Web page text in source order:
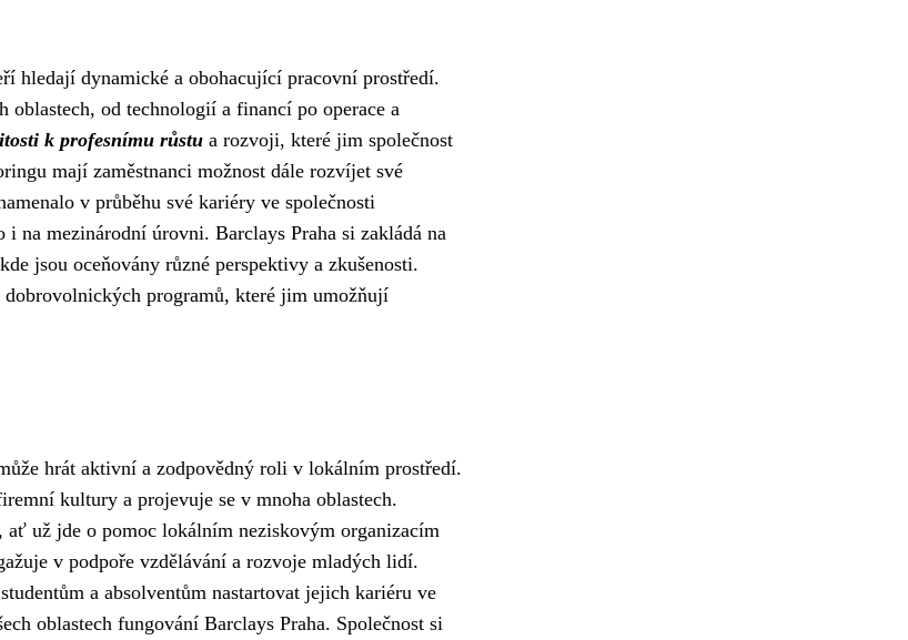
hledají dynamické a obohacující pracovní prostředí.
od technologií a financí po operace a
k profesnímu růstu a rozvoji, které jim společnost
mají zaměstnanci možnost dále rozvíjet své
v průběhu své kariéry ve společnosti
na mezinárodní úrovni. Barclays Praha si zakládá na
jsou oceňovány různé perspektivy a zkušenosti.
programů, které jim umožňují
hrát aktivní a zodpovědný roli v lokálním prostředí.
kultury a projevuje se v mnoha oblastech.
už jde o pomoc lokálním neziskovým organizacím
v podpoře vzdělávání a rozvoje mladých lidí.
a absolventům nastartovat jejich kariéru ve
oblastech fungování Barclays Praha. Společnost si